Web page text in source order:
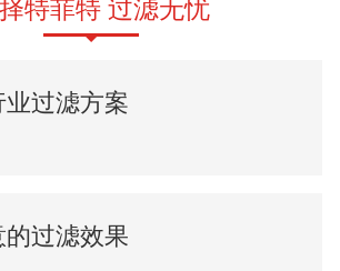
特菲特 过滤无忧
业过滤方案
的过滤效果